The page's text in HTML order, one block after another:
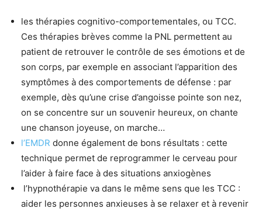
les thérapies cognitivo-comportementales, ou TCC.
Ces thérapies brèves comme la PNL permettent au
patient de retrouver le contrôle de ses émotions et de
son corps, par exemple en associant l’apparition des
symptômes à des comportements de défense : par
exemple, dès qu’une crise d’angoisse pointe son nez,
on se concentre sur un souvenir heureux, on chante
une chanson joyeuse, on marche…
l’EMDR donne également de bons résultats : cette
technique permet de reprogrammer le cerveau pour
l’aider à faire face à des situations anxiogènes
l’hypnothérapie va dans le même sens que les TCC :
aider les personnes anxieuses à se relaxer et à revenir